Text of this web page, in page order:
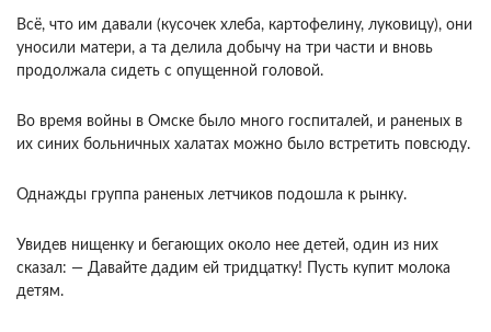
Всё, что им давали (кусочек хлеба, картофелину, луковицу), они
уносили матери, а та делила добычу на три части и вновь
продолжала сидеть с опущенной головой.
Во время войны в Омске было много госпиталей, и раненых в
их синих больничных халатах можно было встретить повсюду.
Однажды группа раненых летчиков подошла к рынку.
Увидев нищенку и бегающих около нее детей, один из них
сказал: — Давайте дадим ей тридцатку! Пусть купит молока
детям.